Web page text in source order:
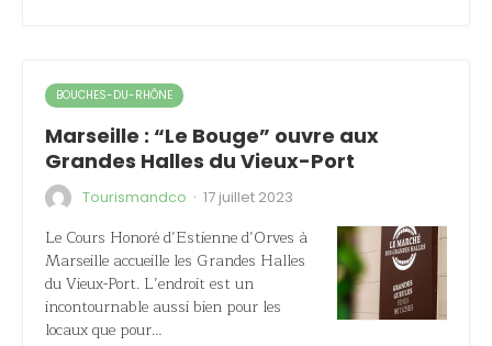
BOUCHES-DU-RHÔNE
Marseille : “Le Bouge” ouvre aux
Grandes Halles du Vieux-Port
Tourismandco · 17 juillet 2023
Le Cours Honoré d’Estienne d’Orves à
Marseille accueille les Grandes Halles
du Vieux-Port. L’endroit est un
incontournable aussi bien pour les
locaux que pour…